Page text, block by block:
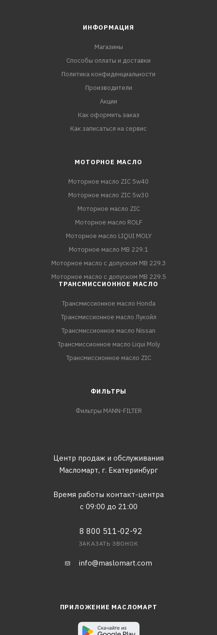
ИНФОРМАЦИЯ
Магазины
Способы оплаты и доставки
Политика конфиденциальности
Производители
Акции
Как оформить заказ
Как записаться на сервис
МОТОРНОЕ МАСЛО
Моторное масло ZIC 5w40
Моторное масло ZIC 5w30
Моторное масло ZIC
Моторное масло ROLF
Моторное масло LIQUI MOLY
Моторное масло MB 229.1
Моторное масло с допуском MB 229.3
Моторное масло с допуском MB 229.5
ТРАНСМИССИОННОЕ МАСЛО
Трансмиссионное масло Honda
Трансмиссионное масло Лукойл
Трансмиссионное масло Nissan
Трансмиссионное масло Liqui Moly
Трансмиссионное масло ZIC
ФИЛЬТРЫ
Фильтры MANN-FILTER
Центр продаж и обслуживания
Масломарт, г. Екатеринбург
Время работы контакт-центра
с 09:00 до 21:00
8 800 511-02-92
ЗАКАЗАТЬ ЗВОНОК
info@maslomart.com
ПРИЛОЖЕНИЕ МАСЛОМАРТ